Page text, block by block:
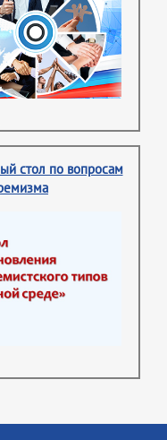
стол по вопросам